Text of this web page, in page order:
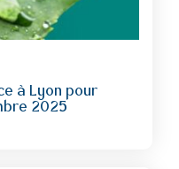
à Lyon pour
2025